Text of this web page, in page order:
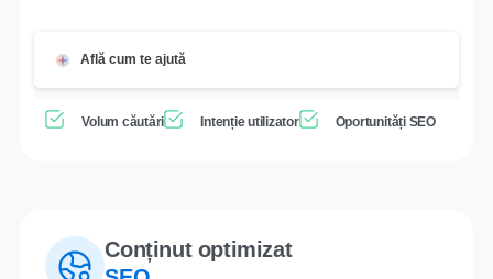
Află cum te ajută
Volum căutări Intenție utilizator Oportunități SEO
Conținut optimizat